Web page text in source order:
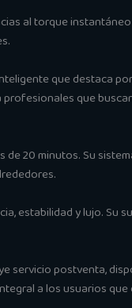
al torque
que destaca
que
20 minutos. Su
estabilidad y lujo. Su
servicio postventa,
a los usuarios